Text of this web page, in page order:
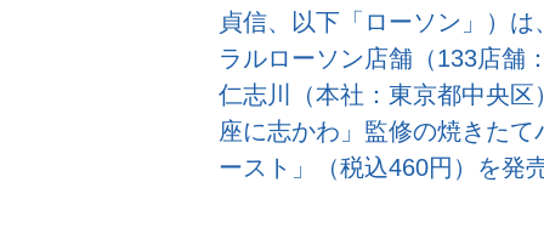
貞信、以下「ローソン」）
ラルローソン店舗（133店舗
仁志川（本社：東京都中央
座に志かわ」監修の焼きた
ースト」（税込460円）を発